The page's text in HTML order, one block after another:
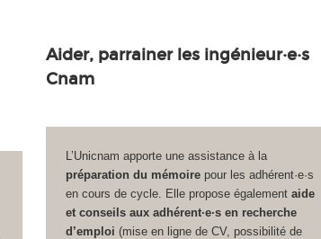
Aider, parrainer les ingénieur·e·s
Cnam
L’Unicnam apporte une assistance à la
préparation du mémoirepour les adhérent·e·s
en cours de cycle. Elle propose également aide
et conseils aux adhérent·e·sen recherche
d’emploi (mise en ligne de CV, possibilité de